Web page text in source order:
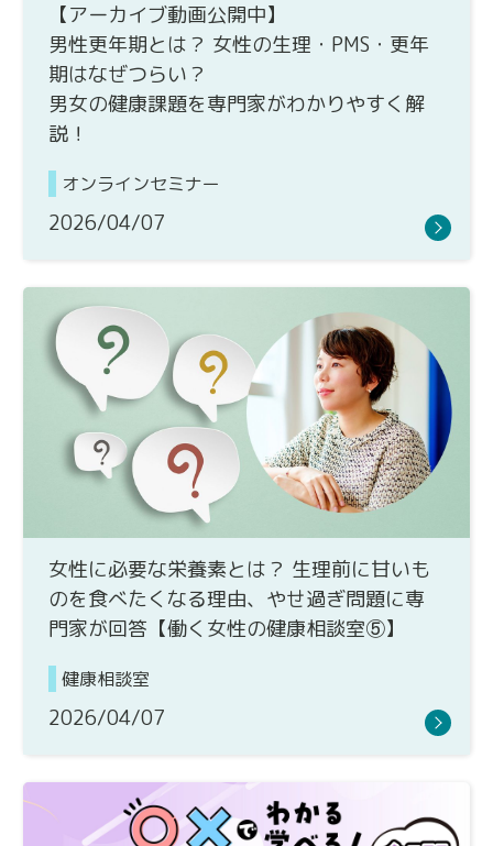
【アーカイブ動画公開中】
男性更年期とは？ 女性の生理・PMS・更年
期はなぜつらい？
男女の健康課題を専門家がわかりやすく解
説！
オンラインセミナー
2026/04/07
女性に必要な栄養素とは？ 生理前に甘いも
のを食べたくなる理由、やせ過ぎ問題に専
門家が回答【働く女性の健康相談室⑤】
健康相談室
2026/04/07